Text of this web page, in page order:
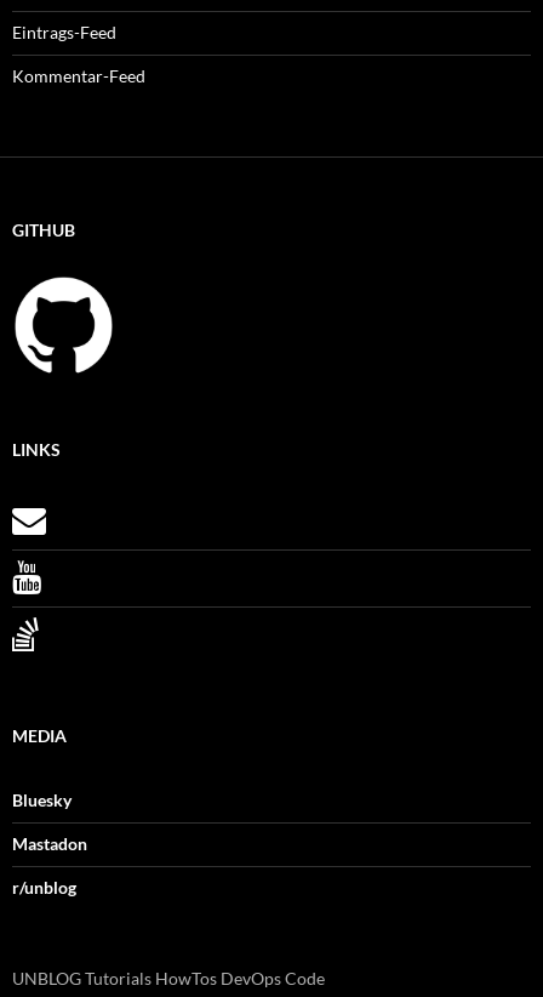
Eintrags-Feed
Kommentar-Feed
GITHUB
LINKS
MEDIA
Bluesky
Mastadon
r/unblog
UNBLOG Tutorials HowTos DevOps Code